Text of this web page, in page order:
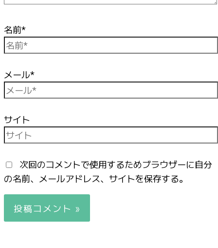
名前*
メール*
サイト
次回のコメントで使用するためブラウザーに自分
の名前、メールアドレス、サイトを保存する。